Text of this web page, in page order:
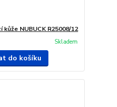
NUBUCK R25008/12
Skladem
do košíku